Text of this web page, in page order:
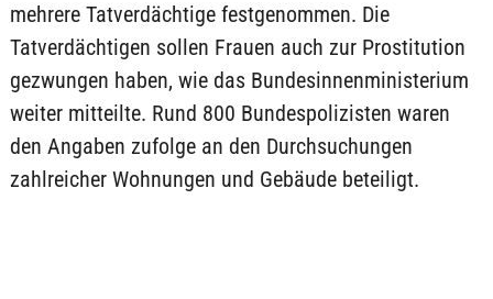
mehrere Tatverdächtige festgenommen. Die
Tatverdächtigen sollen Frauen auch zur Prostitution
gezwungen haben, wie das Bundesinnenministerium
weiter mitteilte. Rund 800 Bundespolizisten waren
den Angaben zufolge an den Durchsuchungen
zahlreicher Wohnungen und Gebäude beteiligt.